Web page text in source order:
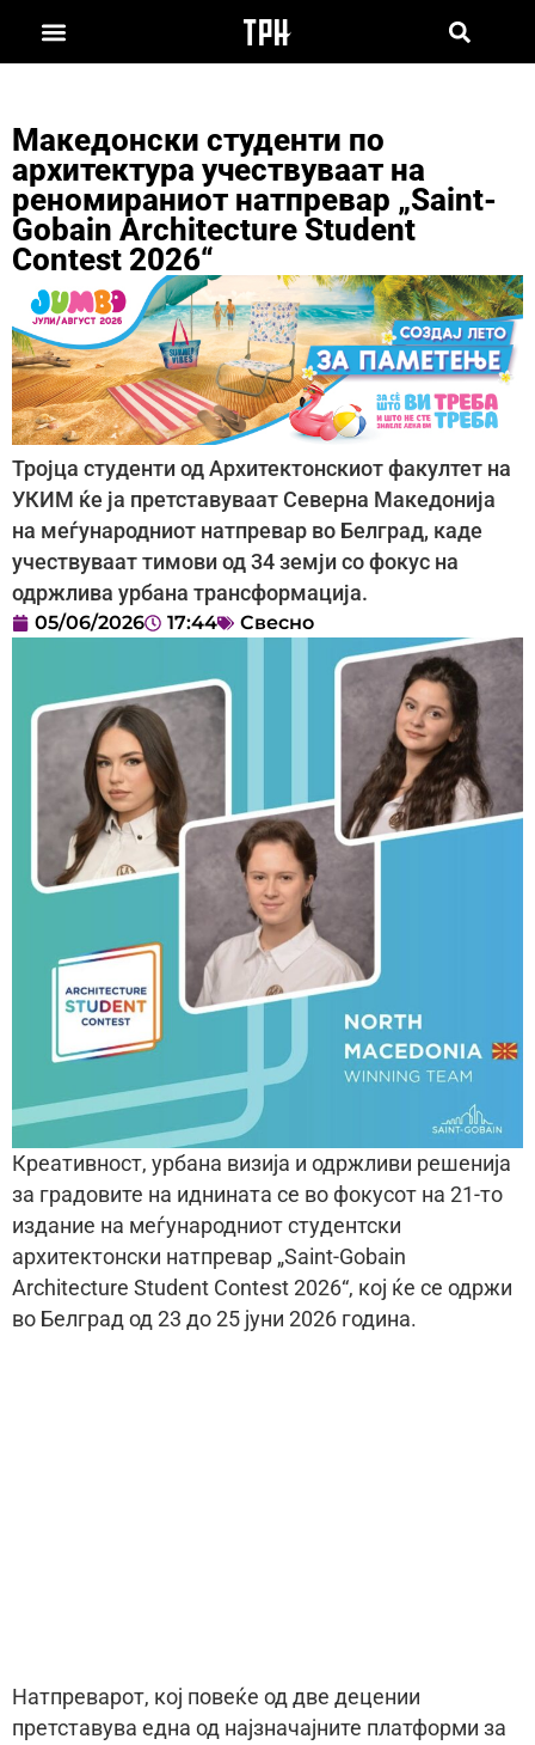
Македонски студенти по
архитектура учествуваат на
реномираниот натпревар „Saint-
Gobain Architecture Student
Contest 2026“
Тројца студенти од Архитектонскиот факултет на
УКИМ ќе ја претставуваат Северна Македонија
на меѓународниот натпревар во Белград, каде
учествуваат тимови од 34 земји со фокус на
одржлива урбана трансформација.
05/06/2026 17:44 Свесно
Креативност, урбана визија и одржливи решенија
за градовите на иднината се во фокусот на 21-то
издание на меѓународниот студентски
архитектонски натпревар „Saint-Gobain
Architecture Student Contest 2026“, кој ќе се одржи
во Белград од 23 до 25 јуни 2026 година.
Натпреварот, кој повеќе од две децении
претставува една од најзначајните платформи за